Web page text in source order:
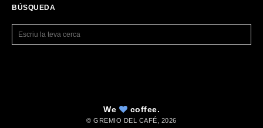
BÚSQUEDA
We coffee.
© GREMIO DEL CAFÉ, 2026